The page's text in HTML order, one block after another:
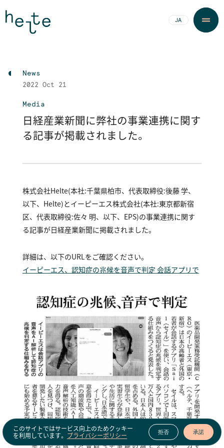
JA
News
2022 Oct 21
Media
日経産業新聞に弊社の事業連携に関す
る記事が掲載されました。
株式会社Helte（本社：千葉県柏市、代表取締役：後藤 学、
以下、Helte）とイーピーエス株式会社（本社：東京都新宿
区、代表取締役：佐々 明、以下、EPS）の事業連携に関す
る記事が日経産業新聞に掲載されました。
詳細は、以下のURLをご確認ください。
イーピーエス、認知症の兆候を音声で判定 会話アプリで
このサイトではサービス向上のためクッキー
を利用しています。 プライバシーポリシー 拒否 承諾